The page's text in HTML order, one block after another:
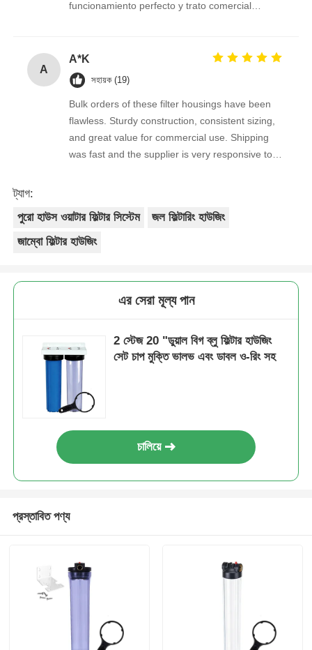
funcionamiento perfecto y trato comercial
A
A*K
সহায়ক (19)
Bulk orders of these filter housings have been
flawless. Sturdy construction, consistent sizing,
and great value for commercial use. Shipping
was fast and the supplier is very responsive to
ট্যাগ:
পুরো হাউস ওয়াটার ফিল্টার সিস্টেম
জল ফিল্টারিং হাউজিং
জাম্বো ফিল্টার হাউজিং
এর সেরা মূল্য পান
2 স্টেজ 20 "ডুয়াল বিগ ব্লু ফিল্টার হাউজিং
সেট চাপ মুক্তি ভালভ এবং ডাবল ও-রিং সহ
চালিয়ে
প্রস্তাবিত পণ্য